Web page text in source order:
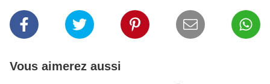
Vous aimerez aussi